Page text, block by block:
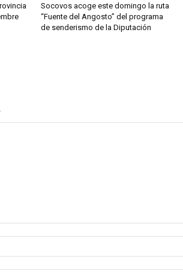
Socovos acoge este domingo la ruta
“Fuente del Angosto” del programa
de senderismo de la Diputación